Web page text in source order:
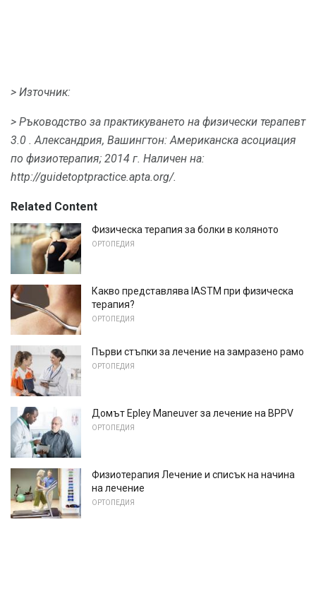
> Източник:
> Ръководство за практикуването на физически терапевт
3.0 . Александрия, Вашингтон: Американска асоциация
по физиотерапия; 2014 г. Наличен на:
http://guidetoptpractice.apta.org/.
Related Content
Физическа терапия за болки в коляното
ОРТОПЕДИЯ
Какво представлява IASTM при физическа
терапия?
ОРТОПЕДИЯ
Първи стъпки за лечение на замразено рамо
ОРТОПЕДИЯ
Домът Epley Maneuver за лечение на BPPV
ОРТОПЕДИЯ
Физиотерапия Лечение и списък на начина
на лечение
ОРТОПЕДИЯ